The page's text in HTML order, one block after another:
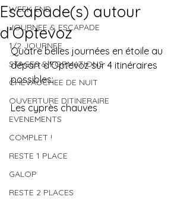
WEEK END
JOURNEE & ESCAPADE
1/2 JOURNEE
STAGES & FORMATIONS
CHEVAUCHEE DE NUIT
OUVERTURE DITINERAIRE
EVENEMENTS
COMPLET !
RESTE 1 PLACE
GALOP
RESTE 2 PLACES
Escapade(s) autour
d’Optevoz
Quatre belles journées en étoile au
départ d'Optevoz sur 4 itinéraires
possibles:
Les cyprès chauves